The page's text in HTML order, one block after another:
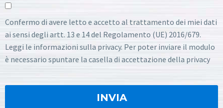
Confermo di avere letto e accetto al trattamento dei miei dati
ai sensi degli artt. 13 e 14 del Regolamento (UE) 2016/679.
Leggi le informazioni sulla privacy. Per poter inviare il modulo
è necessario spuntare la casella di accettazione della privacy